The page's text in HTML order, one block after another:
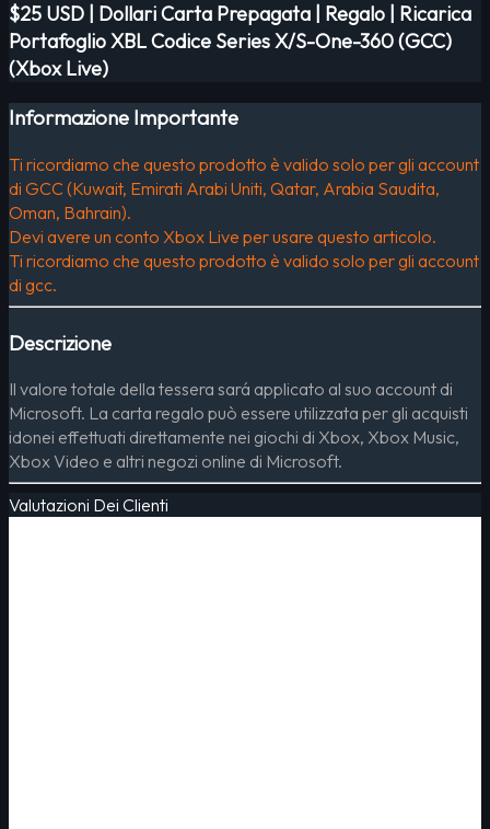
$25 USD | Dollari Carta Prepagata | Regalo | Ricarica
Portafoglio XBL Codice Series X/S-One-360 (GCC)
(Xbox Live)
Informazione Importante
Ti ricordiamo che questo prodotto è valido solo per gli account
di GCC (Kuwait, Emirati Arabi Uniti, Qatar, Arabia Saudita,
Oman, Bahrain).
Devi avere un conto Xbox Live per usare questo articolo.
Ti ricordiamo che questo prodotto è valido solo per gli account
di gcc.
Descrizione
Il valore totale della tessera sará applicato al suo account di
Microsoft. La carta regalo può essere utilizzata per gli acquisti
idonei effettuati direttamente nei giochi di Xbox, Xbox Music,
Xbox Video e altri negozi online di Microsoft.
Valutazioni Dei Clienti